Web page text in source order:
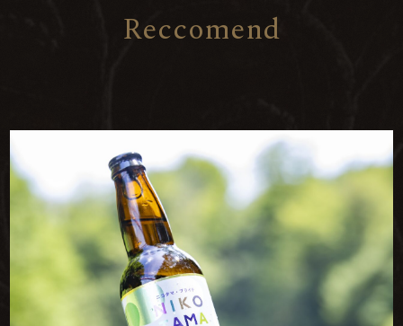
Reccomend